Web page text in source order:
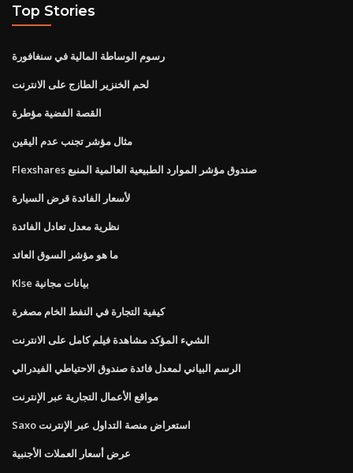
Top Stories
رسوم الوساطة المالية في سنغافورة
لحم الخنزير الطازج على الانترنت
القصة الفضية مؤطرة
مثال مؤشر تجنب عدم اليقين
Flexshares صندوق مؤشر الموارد الطبيعية العالمية المنبع
لأسعار الفائدة قرض السيارة
نظرية معدل تعادل الفائدة
ما هو مؤشر السوق العائد
Klse بيانات مجانية
كيفية التجارة في النفط الخام مصغرة
الشيء المؤكد مشاهدة فيلم كامل على الانترنت
الرسم البياني لمعدل فائدة صندوق الاحتياطي الفيدرالي
مواقع الأعمال التجارية عبر الإنترنت
Saxo استعراض منصة التداول عبر الإنترنت
عرض أسعار العملات الأجنبية